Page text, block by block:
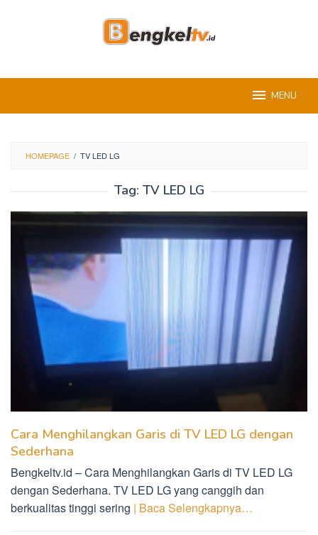
MENU
HOMEPAGE / TV LED LG
Tag: TV LED LG
Cara Menghilangkan Garis di TV LED LG dengan
Sederhana
Bengkeltv.id – Cara Menghilangkan Garis di TV LED LG
dengan Sederhana. TV LED LG yang canggih dan
berkualitas tinggi sering | Baca Selengkapnya…